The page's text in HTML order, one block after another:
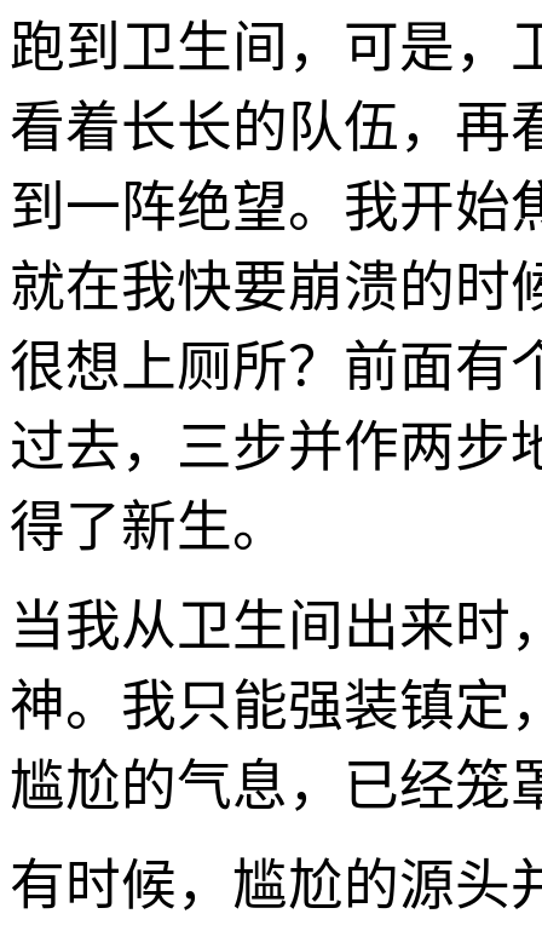
跑到卫生间，可是，
看着长长的队伍，再
到一阵绝望。我开始
就在我快要崩溃的时
很想上厕所？前面有
过去，三步并作两步
得了新生。
当我从卫生间出来时
神。我只能强装镇定
尴尬的气息，已经笼
有时候，尴尬的源头